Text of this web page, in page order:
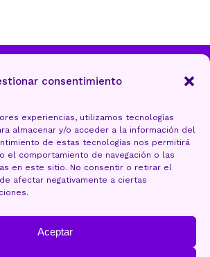
consentimiento
experiencias, utilizamos tecnologías
almacenar y/o acceder a la información del
de estas tecnologías nos permitirá
el comportamiento de navegación o las
en este sitio. No consentir o retirar el
afectar negativamente a ciertas
Aceptar
de Torrelavega
Protección de datos
(UE)